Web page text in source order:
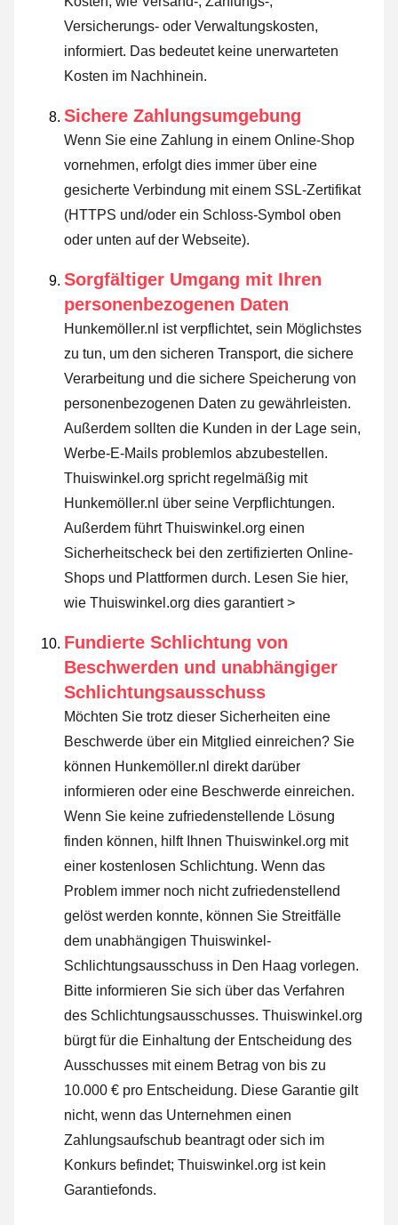
Versicherungs- oder Verwaltungskosten,
informiert. Das bedeutet keine unerwarteten
Kosten im Nachhinein.
Sichere Zahlungsumgebung
Wenn Sie eine Zahlung in einem Online-Shop
vornehmen, erfolgt dies immer über eine
gesicherte Verbindung mit einem SSL-Zertifikat
(HTTPS und/oder ein Schloss-Symbol oben
oder unten auf der Webseite).
Sorgfältiger Umgang mit Ihren
personenbezogenen Daten
Hunkemöller.nl ist verpflichtet, sein Möglichstes
zu tun, um den sicheren Transport, die sichere
Verarbeitung und die sichere Speicherung von
personenbezogenen Daten zu gewährleisten.
Außerdem sollten die Kunden in der Lage sein,
Werbe-E-Mails problemlos abzubestellen.
Thuiswinkel.org spricht regelmäßig mit
Hunkemöller.nl über seine Verpflichtungen.
Außerdem führt Thuiswinkel.org einen
Sicherheitscheck bei den zertifizierten Online-
Shops und Plattformen durch. Lesen Sie hier,
wie Thuiswinkel.org dies garantiert >
Fundierte Schlichtung von
Beschwerden und unabhängiger
Schlichtungsausschuss
Möchten Sie trotz dieser Sicherheiten eine
Beschwerde über ein Mitglied einreichen? Sie
können Hunkemöller.nl direkt darüber
informieren oder eine Beschwerde einreichen.
Wenn Sie keine zufriedenstellende Lösung
finden können, hilft Ihnen Thuiswinkel.org mit
einer kostenlosen Schlichtung. Wenn das
Problem immer noch nicht zufriedenstellend
gelöst werden konnte, können Sie Streitfälle
dem unabhängigen Thuiswinkel-
Schlichtungsausschuss in Den Haag vorlegen.
Bitte informieren Sie sich über das Verfahren
des Schlichtungsausschusses. Thuiswinkel.org
bürgt für die Einhaltung der Entscheidung des
Ausschusses mit einem Betrag von bis zu
10.000 € pro Entscheidung. Diese Garantie gilt
nicht, wenn das Unternehmen einen
Zahlungsaufschub beantragt oder sich im
Konkurs befindet; Thuiswinkel.org ist kein
Garantiefonds.